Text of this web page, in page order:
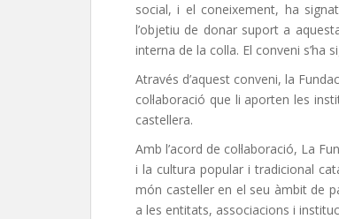
social, i el coneixement, ha
l’objetiu de donar suport a
interna de la colla. El conveni s’ha
Através d’aquest conveni, la
col·laboració que li aporten les
castellera.
Amb l’acord de col·laboració, La
i la cultura popular i tradicional
món casteller en el seu àmbit de
a les entitats, associacions i